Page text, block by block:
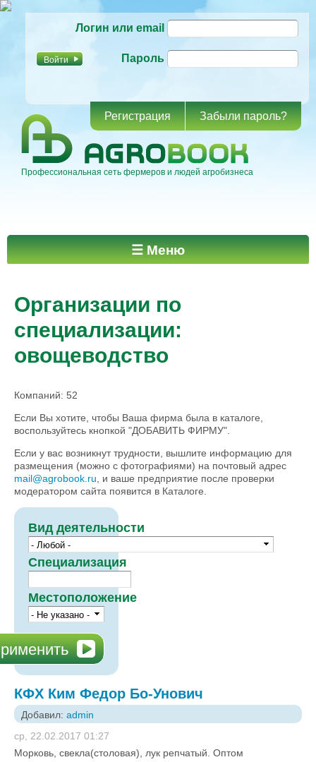
основному
Логин или email
Пароль
Регистрация Забыли пароль?
Профессиональная сеть фермеров и людей агробизнеса
Главное меню ☰ Меню
Организации по
специализации:
овощеводство
Компаний: 52
Если Вы хотите, чтобы Ваша фирма была в каталоге,
воспользуйтесь кнопкой "ДОБАВИТЬ ФИРМУ".
Если у вас возникнут трудности, вышлите информацию для
размещения (можно с фотографиями) на почтовый адрес
mail@agrobook.ru , и ваше предприятие после проверки
модератором сайта появится в Каталоге.
Вид деятельности
Специализация
Местоположение
КФХ Ким Федор Бо-Унович
Добавил: admin
ср, 22.02.2017 01:27
Морковь, свекла(столовая), лук репчатый. Оптом